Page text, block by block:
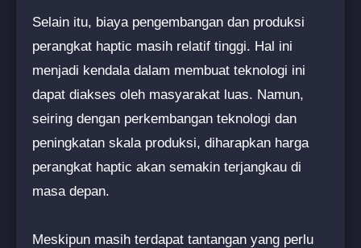
Selain itu, biaya pengembangan dan produksi
perangkat haptic masih relatif tinggi. Hal ini
menjadi kendala dalam membuat teknologi ini
dapat diakses oleh masyarakat luas. Namun,
seiring dengan perkembangan teknologi dan
peningkatan skala produksi, diharapkan harga
perangkat haptic akan semakin terjangkau di
masa depan.
Meskipun masih terdapat tantangan yang perlu